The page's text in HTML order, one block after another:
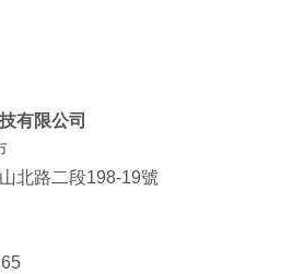
有限公司
北路二段198-19號